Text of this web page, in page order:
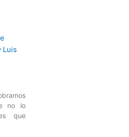
no lo
que